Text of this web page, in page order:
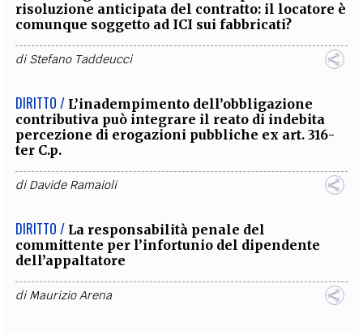
risoluzione anticipata del contratto: il locatore è
comunque soggetto ad ICI sui fabbricati?
diStefano Taddeucci
DIRITTO / L’inadempimento dell’obbligazione
contributiva può integrare il reato di indebita
percezione di erogazioni pubbliche ex art. 316-
ter C.p.
diDavide Ramaioli
DIRITTO / La responsabilità penale del
committente per l’infortunio del dipendente
dell’appaltatore
diMaurizio Arena